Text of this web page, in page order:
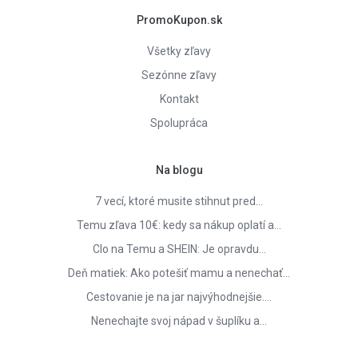
PromoKupon.sk
Všetky zľavy
Sezónne zľavy
Kontakt
Spolupráca
Na blogu
7 vecí, ktoré musite stihnut pred…
Temu zľava 10€: kedy sa nákup oplatí a…
Clo na Temu a SHEIN: Je opravdu…
Deň matiek: Ako potešiť mamu a nenechať…
Cestovanie je na jar najvýhodnejšie.…
Nenechajte svoj nápad v šuplíku a…